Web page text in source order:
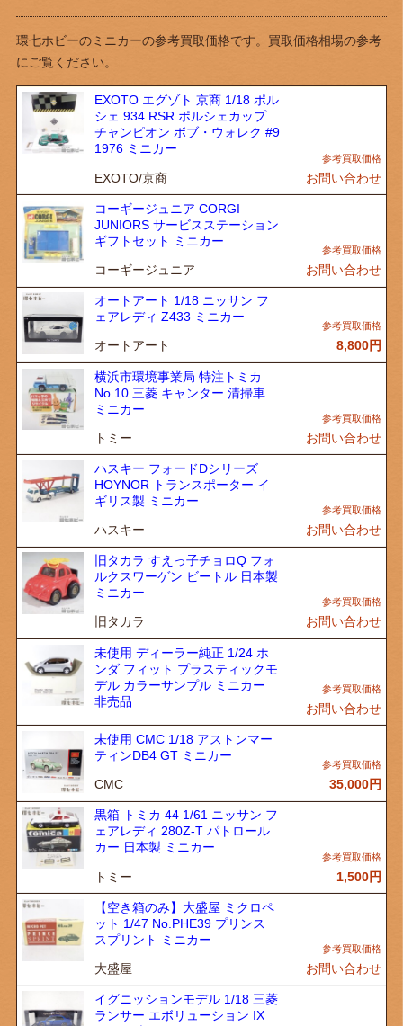
環七ホビーのミニカーの参考買取価格です。買取価格相場の参考
にご覧ください。
EXOTO エグゾト 京商 1/18 ポル
シェ 934 RSR ポルシェカップ
チャンピオン ボブ・ウォレク #9
1976 ミニカー
EXOTO/京商 お問い合わせ
コーギージュニア CORGI
JUNIORS サービスステーション
ギフトセット ミニカー
コーギージュニア お問い合わせ
オートアート 1/18 ニッサン フ
ェアレディ Z433 ミニカー
オートアート 8,800円
横浜市環境事業局 特注トミカ
No.10 三菱 キャンター 清掃車
ミニカー
トミー お問い合わせ
ハスキー フォードDシリーズ
HOYNOR トランスポーター イ
ギリス製 ミニカー
ハスキー お問い合わせ
旧タカラ すえっ子チョロQ フォ
ルクスワーゲン ビートル 日本製
ミニカー
旧タカラ お問い合わせ
未使用 ディーラー純正 1/24 ホ
ンダ フィット プラスティックモ
デル カラーサンプル ミニカー
非売品
お問い合わせ
未使用 CMC 1/18 アストンマー
ティンDB4 GT ミニカー
CMC 35,000円
黒箱 トミカ 44 1/61 ニッサン フ
ェアレディ 280Z-T パトロール
カー 日本製 ミニカー
トミー 1,500円
【空き箱のみ】大盛屋 ミクロペ
ット 1/47 No.PHE39 プリンス
スプリント ミニカー
大盛屋 お問い合わせ
イグニッションモデル 1/18 三菱
ランサー エボリューション IX